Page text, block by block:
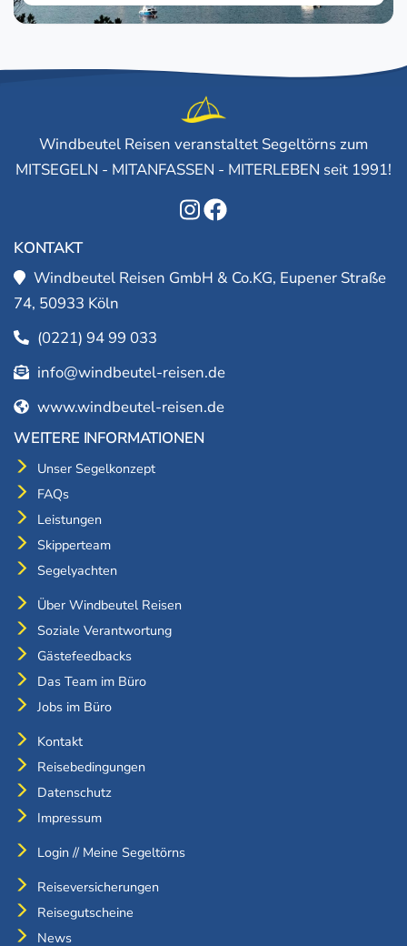
Windbeutel Reisen veranstaltet Segeltörns zum
MITSEGELN - MITANFASSEN - MITERLEBEN seit 1991!
KONTAKT
Windbeutel Reisen GmbH & Co.KG, Eupener Straße
74, 50933 Köln
(0221) 94 99 033
info@windbeutel-reisen.de
www.windbeutel-reisen.de
WEITERE INFORMATIONEN
Unser Segelkonzept
FAQs
Leistungen
Skipperteam
Segelyachten
Über Windbeutel Reisen
Soziale Verantwortung
Gästefeedbacks
Das Team im Büro
Jobs im Büro
Kontakt
Reisebedingungen
Datenschutz
Impressum
Login // Meine Segeltörns
Reiseversicherungen
Reisegutscheine
News